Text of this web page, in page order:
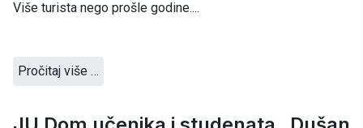
Više turista nego prošle godine....
Pročitaj više …